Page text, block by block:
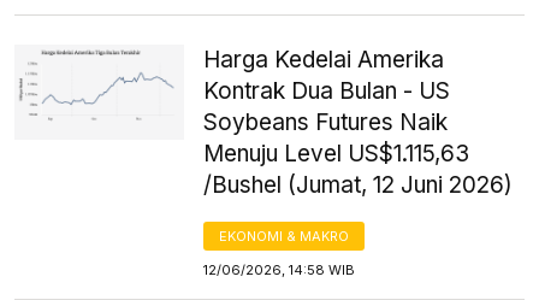
Harga Kedelai Amerika
Kontrak Dua Bulan - US
Soybeans Futures Naik
Menuju Level US$1.115,63
/Bushel (Jumat, 12 Juni 2026)
EKONOMI & MAKRO
12/06/2026, 14:58 WIB